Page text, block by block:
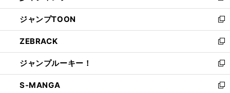
開
く
ウ
で
開
く
ン
ド
ウ
で
開
く
ウ
ィ
ン
ド
ウ
で
開
く
し
い
ウ
ィ
ン
ド
ウ
で
ジャンプTOON
新
し
い
ウ
ィ
ン
ド
ZEBRACK
新
し
い
ウ
ィ
ジャンプルーキー！
新
し
い
S-MANGA
新